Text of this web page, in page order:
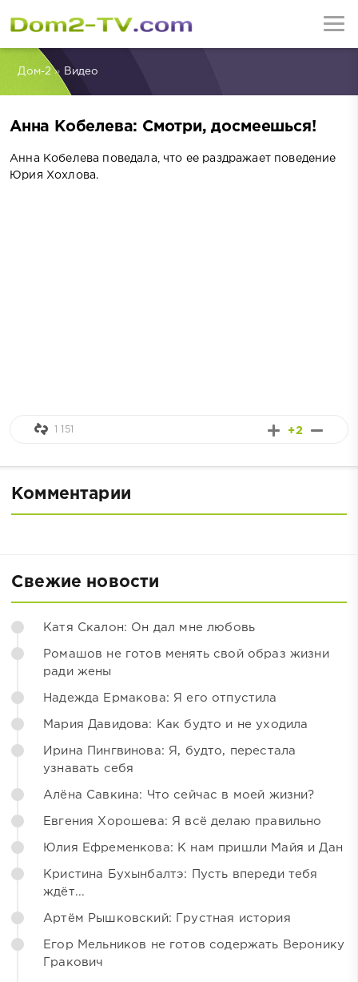
Дом-2» Видео
Анна Кобелева: Смотри, досмеешься!
Анна Кобелева поведала, что ее раздражает поведение
Юрия Хохлова.
+2
1 151
Комментарии
Свежие новости
Катя Скалон: Он дал мне любовь
Ромашов не готов менять свой образ жизни
ради жены
Надежда Ермакова: Я его отпустила
Мария Давидова: Как будто и не уходила
Ирина Пингвинова: Я, будто, перестала
узнавать себя
Алёна Савкина: Что сейчас в моей жизни?
Евгения Хорошева: Я всё делаю правильно
Юлия Ефременкова: К нам пришли Майя и Дан
Кристина Бухынбалтэ: Пусть впереди тебя
ждёт...
Артём Рышковский: Грустная история
Егор Мельников не готов содержать Веронику
Гракович